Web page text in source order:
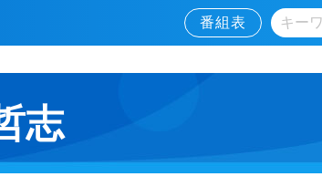
番組表
志